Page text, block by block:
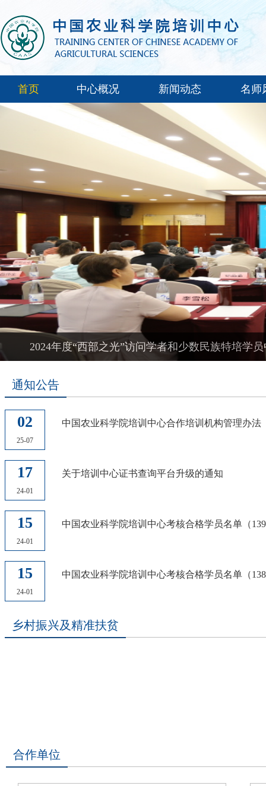
首页 中心概况 新闻动态 名师
2024年度“西部之光”访问学者和少数民族特培学
通知公告
02
25-07
中国农业科学院培训中心合作培训机构管理办法
17
24-01
关于培训中心证书查询平台升级的通知
15
24-01
中国农业科学院培训中心考核合格学员名单（
15
24-01
中国农业科学院培训中心考核合格学员名单（
乡村振兴及精准扶贫
合作单位